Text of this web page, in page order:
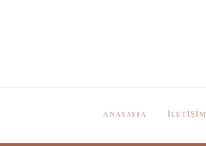
ANASAYFA İLETIŞIM